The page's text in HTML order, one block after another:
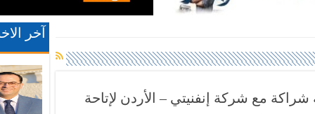
شراكة مع شركة إنفنيتي – الأردن لإتاحة
آخر